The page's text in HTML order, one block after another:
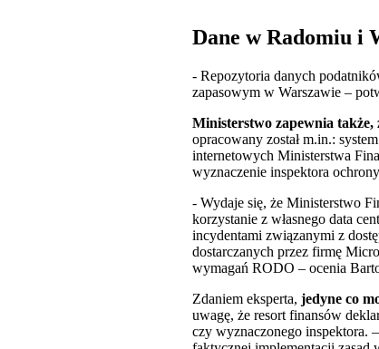
Dane w Radomiu i
- Repozytoria danych
zapasowym w Warszawie –
Ministerstwo zapewnia także,
opracowany został m.in.:
internetowych Ministerstwa
wyznaczenie inspektora
- Wydaje się, że Ministerstwo
korzystanie z własnego data
incydentami związanymi z
dostarczanych przez firmę
wymagań RODO – ocenia
Zdaniem eksperta, jedyne co
uwagę, że resort finansów
czy wyznaczonego inspektora.